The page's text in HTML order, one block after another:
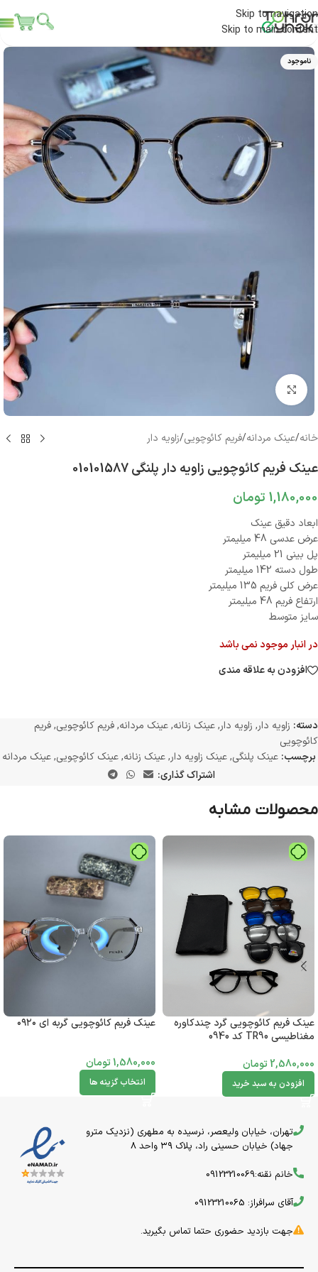
Skip to navigation
Skip to main content
ناموجود
بزرگنمایی تصویر
خانه/عینک مردانه/فریم کائوچویی/زاویه دار
عینک فریم کائوچویی زاویه دار پلنگی 010101587
1,180,000 تومان
ابعاد دقیق عینک
عرض عدسی 48 میلیمتر
پل بینی 21 میلیمتر
طول دسته 142 میلیمتر
عرض کلی فریم 135 میلیمتر
ارتفاع فریم 48 میلیمتر
سایز متوسط
در انبار موجود نمی باشد
افزودن به علاقه مندی
دسته: زاویه دار, زاویه دار,عینک زنانه,عینک مردانه,فریم کائوچویی,فریم
کائوچویی
برچسب: عینک پلنگی,عینک زاویه دار,عینک زنانه,عینک کائوچویی,عینک مردانه
اشتراک گذاری:
محصولات مشابه
عینک فریم کائوچویی گرد چندکاوره
مغناطیسی TR90 کد 0940
2,580,000تومان
افزودن به سبد خرید
عینک فریم کائوچویی گربه ای ۰۹۲۰
1,580,000تومان
انتخاب گزینه ها
تهران، خیابان ولیعصر، نرسیده به مطهری (نزدیک مترو
جهاد) خیابان حسینی راد، پلاک ۳۹ واحد 8
خانم نقنه:09123210069
آقای سرافراز: 09123210065
جهت بازدید حضوری حتما تماس بگیرید.